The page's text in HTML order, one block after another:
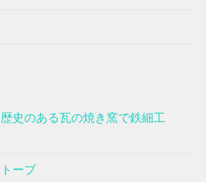
史のある瓦の焼き窯で鉄細工
ーブ